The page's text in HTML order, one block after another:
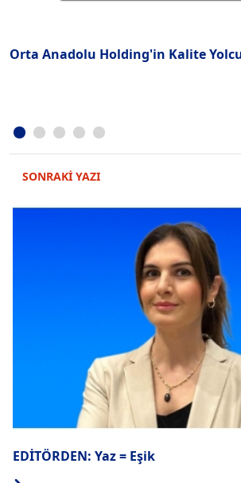
Orta Anadolu Holding'in Kalite
SONRAKİ YAZI
EDİTÖRDEN: Yaz = Eşik